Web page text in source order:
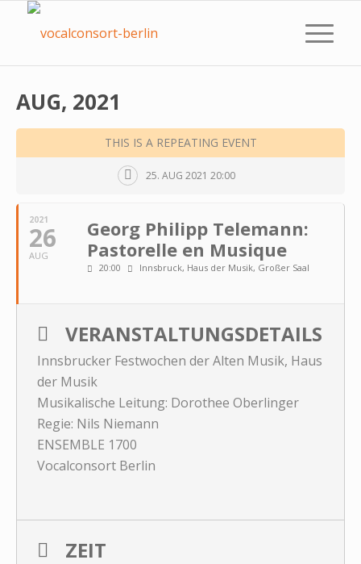
AUG, 2021
THIS IS A REPEATING EVENT
25. AUG 2021 20:00
2021
26
AUG
Georg Philipp Telemann:
Pastorelle en Musique
20:00 Innsbruck, Haus der Musik, Großer Saal
VERANSTALTUNGSDETAILS
Innsbrucker Festwochen der Alten Musik, Haus
der Musik
Musikalische Leitung: Dorothee Oberlinger
Regie: Nils Niemann
ENSEMBLE 1700
Vocalconsort Berlin
ZEIT